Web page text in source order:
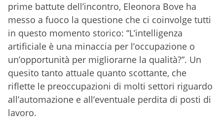
prime battute dell’incontro, Eleonora Bove ha
messo a fuoco la questione che ci coinvolge tutti
in questo momento storico: “L’intelligenza
artificiale è una minaccia per l’occupazione o
un’opportunità per migliorarne la qualità?”. Un
quesito tanto attuale quanto scottante, che
riflette le preoccupazioni di molti settori riguardo
all’automazione e all’eventuale perdita di posti di
lavoro.